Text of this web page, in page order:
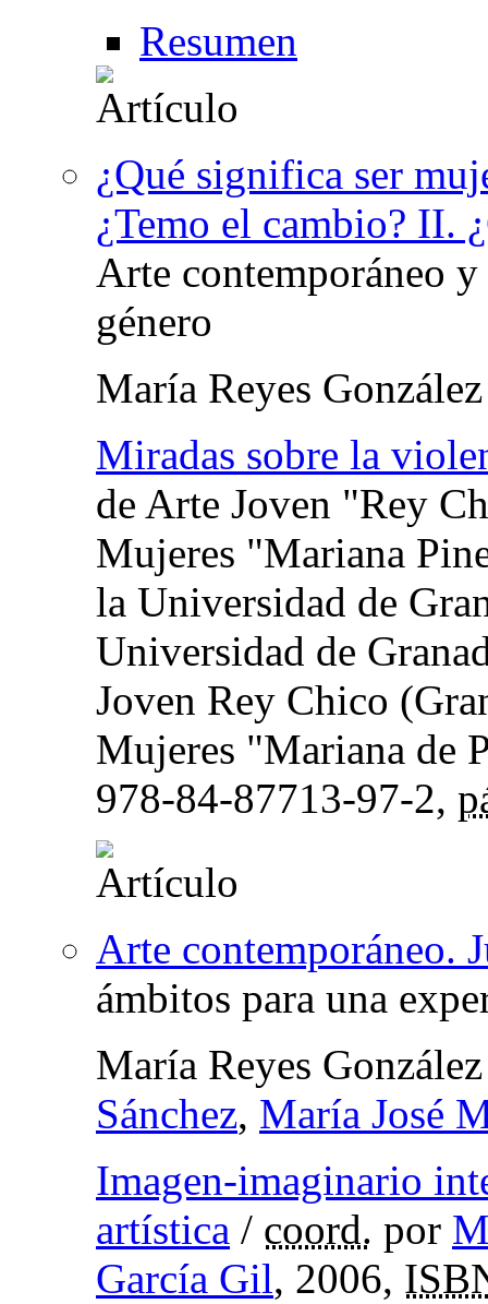
Resumen
¿Qué significa ser
¿Temo el cambio? II.
Arte contemporáneo
género
María Reyes
Miradas sobre la
de Arte Joven "Rey
Mujeres "Mariana
la Universidad de
Universidad de
Joven Rey Chico
Mujeres "Mariana de
978-84-87713-97-2,
Arte contemporáneo.
ámbitos para una
María Reyes
Sánchez, María José
Imagen-imaginario
artística / coord. por
García Gil, 2006,